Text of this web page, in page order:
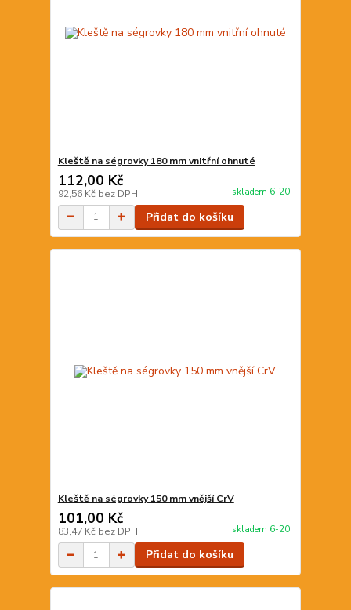
Kleště na ségrovky 180 mm vnitřní ohnuté
112,00 Kč
92,56 Kč bez DPH skladem 6-20
Přidat do košíku
Kleště na ségrovky 150 mm vnější CrV
101,00 Kč
83,47 Kč bez DPH skladem 6-20
Přidat do košíku